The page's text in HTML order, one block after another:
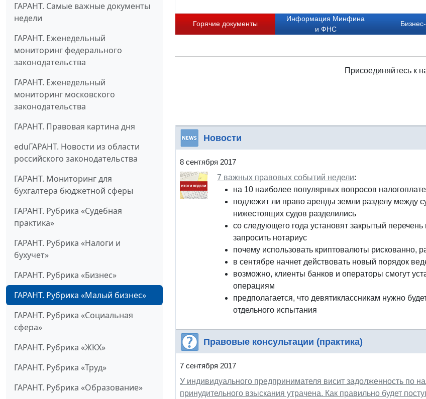
ГАРАНТ. Самые важные документы
недели
ГАРАНТ. Еженедельный
мониторинг федерального
законодательства
ГАРАНТ. Еженедельный
мониторинг московского
законодательства
ГАРАНТ. Правовая картина дня
eduГАРАНТ. Новости из области
российского законодательства
ГАРАНТ. Мониторинг для
бухгалтера бюджетной сферы
ГАРАНТ. Рубрика «Судебная
практика»
ГАРАНТ. Рубрика «Налоги и
бухучет»
ГАРАНТ. Рубрика «Бизнес»
ГАРАНТ. Рубрика «Малый бизнес»
ГАРАНТ. Рубрика «Социальная
сфера»
ГАРАНТ. Рубрика «ЖКХ»
ГАРАНТ. Рубрика «Труд»
ГАРАНТ. Рубрика «Образование»
Горячие документы
Информация Минфина
и ФНС
Присоединяйтесь к
Новости
8 сентября 2017
7 важных правовых событий недели:
на 10 наиболее популярных вопросов
подлежит ли право аренды земли разделу между
нижестоящих судов разделились
со следующего года установят закрытый
запросить нотариус
почему использовать криптовалюты рискованно,
в сентябре начнет действовать новый порядок
возможно, клиенты банков и операторы смогут
операциям
предполагается, что девятиклассникам нужно
отдельного испытания
Правовые консультации (практика)
7 сентября 2017
У индивидуального предпринимателя висит задолженность по
принудительного взыскания утрачена. Как правильно будет